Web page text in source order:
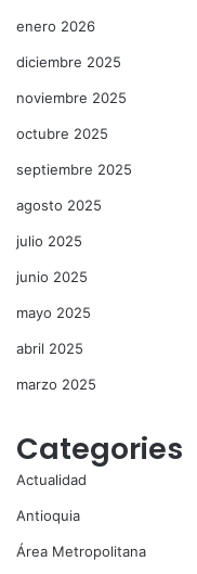
enero 2026
diciembre 2025
noviembre 2025
octubre 2025
septiembre 2025
agosto 2025
julio 2025
junio 2025
mayo 2025
abril 2025
marzo 2025
Categories
Actualidad
Antioquia
Área Metropolitana